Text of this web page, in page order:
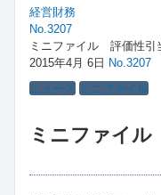
経営財務
No.3207
ミニファイル 評価性引
2015年4月 6日 No.3207
ニュース ミニファイル
ミニファイ